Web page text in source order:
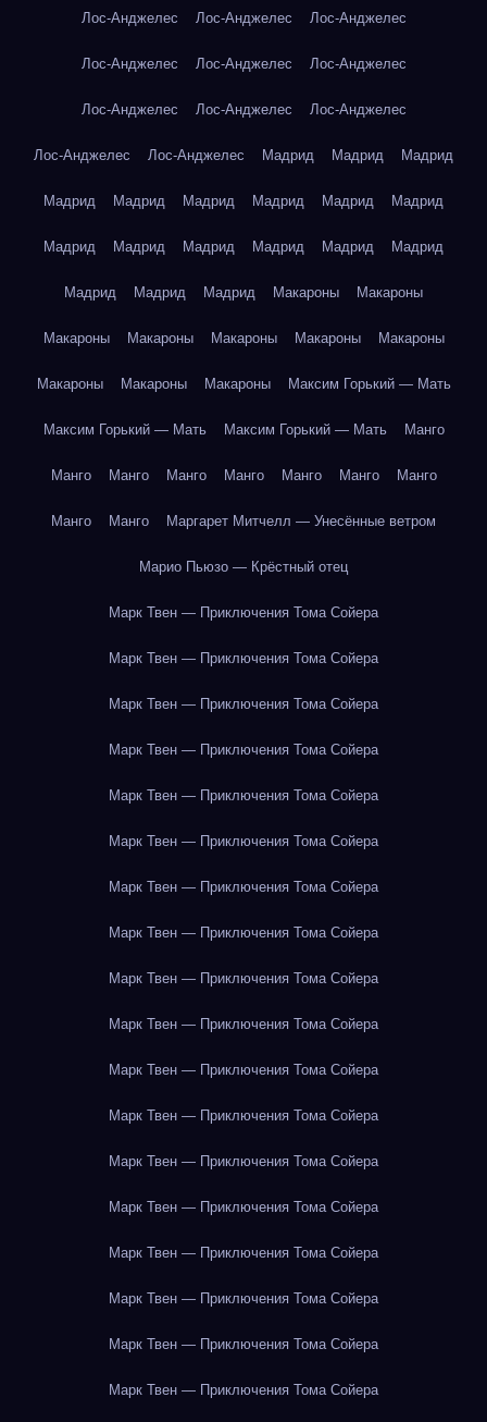
Лос-Анджелес Лос-Анджелес Лос-Анджелес
Лос-Анджелес Лос-Анджелес Лос-Анджелес
Лос-Анджелес Лос-Анджелес Лос-Анджелес
Лос-Анджелес Лос-Анджелес Мадрид Мадрид Мадрид
Мадрид Мадрид Мадрид Мадрид Мадрид Мадрид
Мадрид Мадрид Мадрид Мадрид Мадрид Мадрид
Мадрид Мадрид Мадрид Макароны Макароны
Макароны Макароны Макароны Макароны Макароны
Макароны Макароны Макароны Максим Горький — Мать
Максим Горький — Мать Максим Горький — Мать Манго
Манго Манго Манго Манго Манго Манго Манго
Манго Манго Маргарет Митчелл — Унесённые ветром
Марио Пьюзо — Крёстный отец
Марк Твен — Приключения Тома Сойера
Марк Твен — Приключения Тома Сойера
Марк Твен — Приключения Тома Сойера
Марк Твен — Приключения Тома Сойера
Марк Твен — Приключения Тома Сойера
Марк Твен — Приключения Тома Сойера
Марк Твен — Приключения Тома Сойера
Марк Твен — Приключения Тома Сойера
Марк Твен — Приключения Тома Сойера
Марк Твен — Приключения Тома Сойера
Марк Твен — Приключения Тома Сойера
Марк Твен — Приключения Тома Сойера
Марк Твен — Приключения Тома Сойера
Марк Твен — Приключения Тома Сойера
Марк Твен — Приключения Тома Сойера
Марк Твен — Приключения Тома Сойера
Марк Твен — Приключения Тома Сойера
Марк Твен — Приключения Тома Сойера